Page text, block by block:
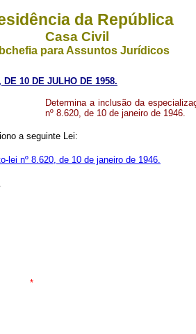
da República
Casa Civil
para Assuntos Jurídicos
DE 10 DE JULHO DE 1958.
Determina a inclusão da
nº 8.620, de 10 de janeiro de 1946.
a seguinte Lei:
lei nº 8.620, de 10 de janeiro de 1946.
*